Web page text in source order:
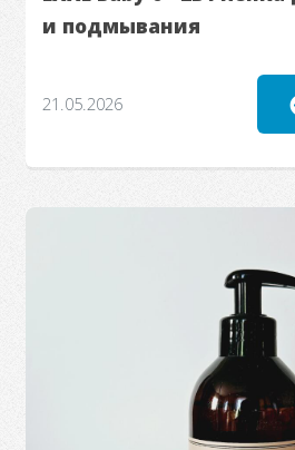
и подмывания
21.05.2026